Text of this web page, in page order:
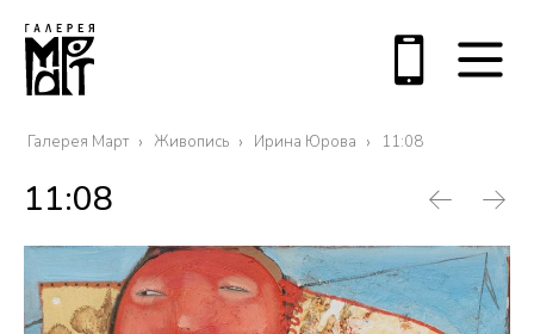
Галерея Март Живопись Ирина Юрова 11:08
11:08